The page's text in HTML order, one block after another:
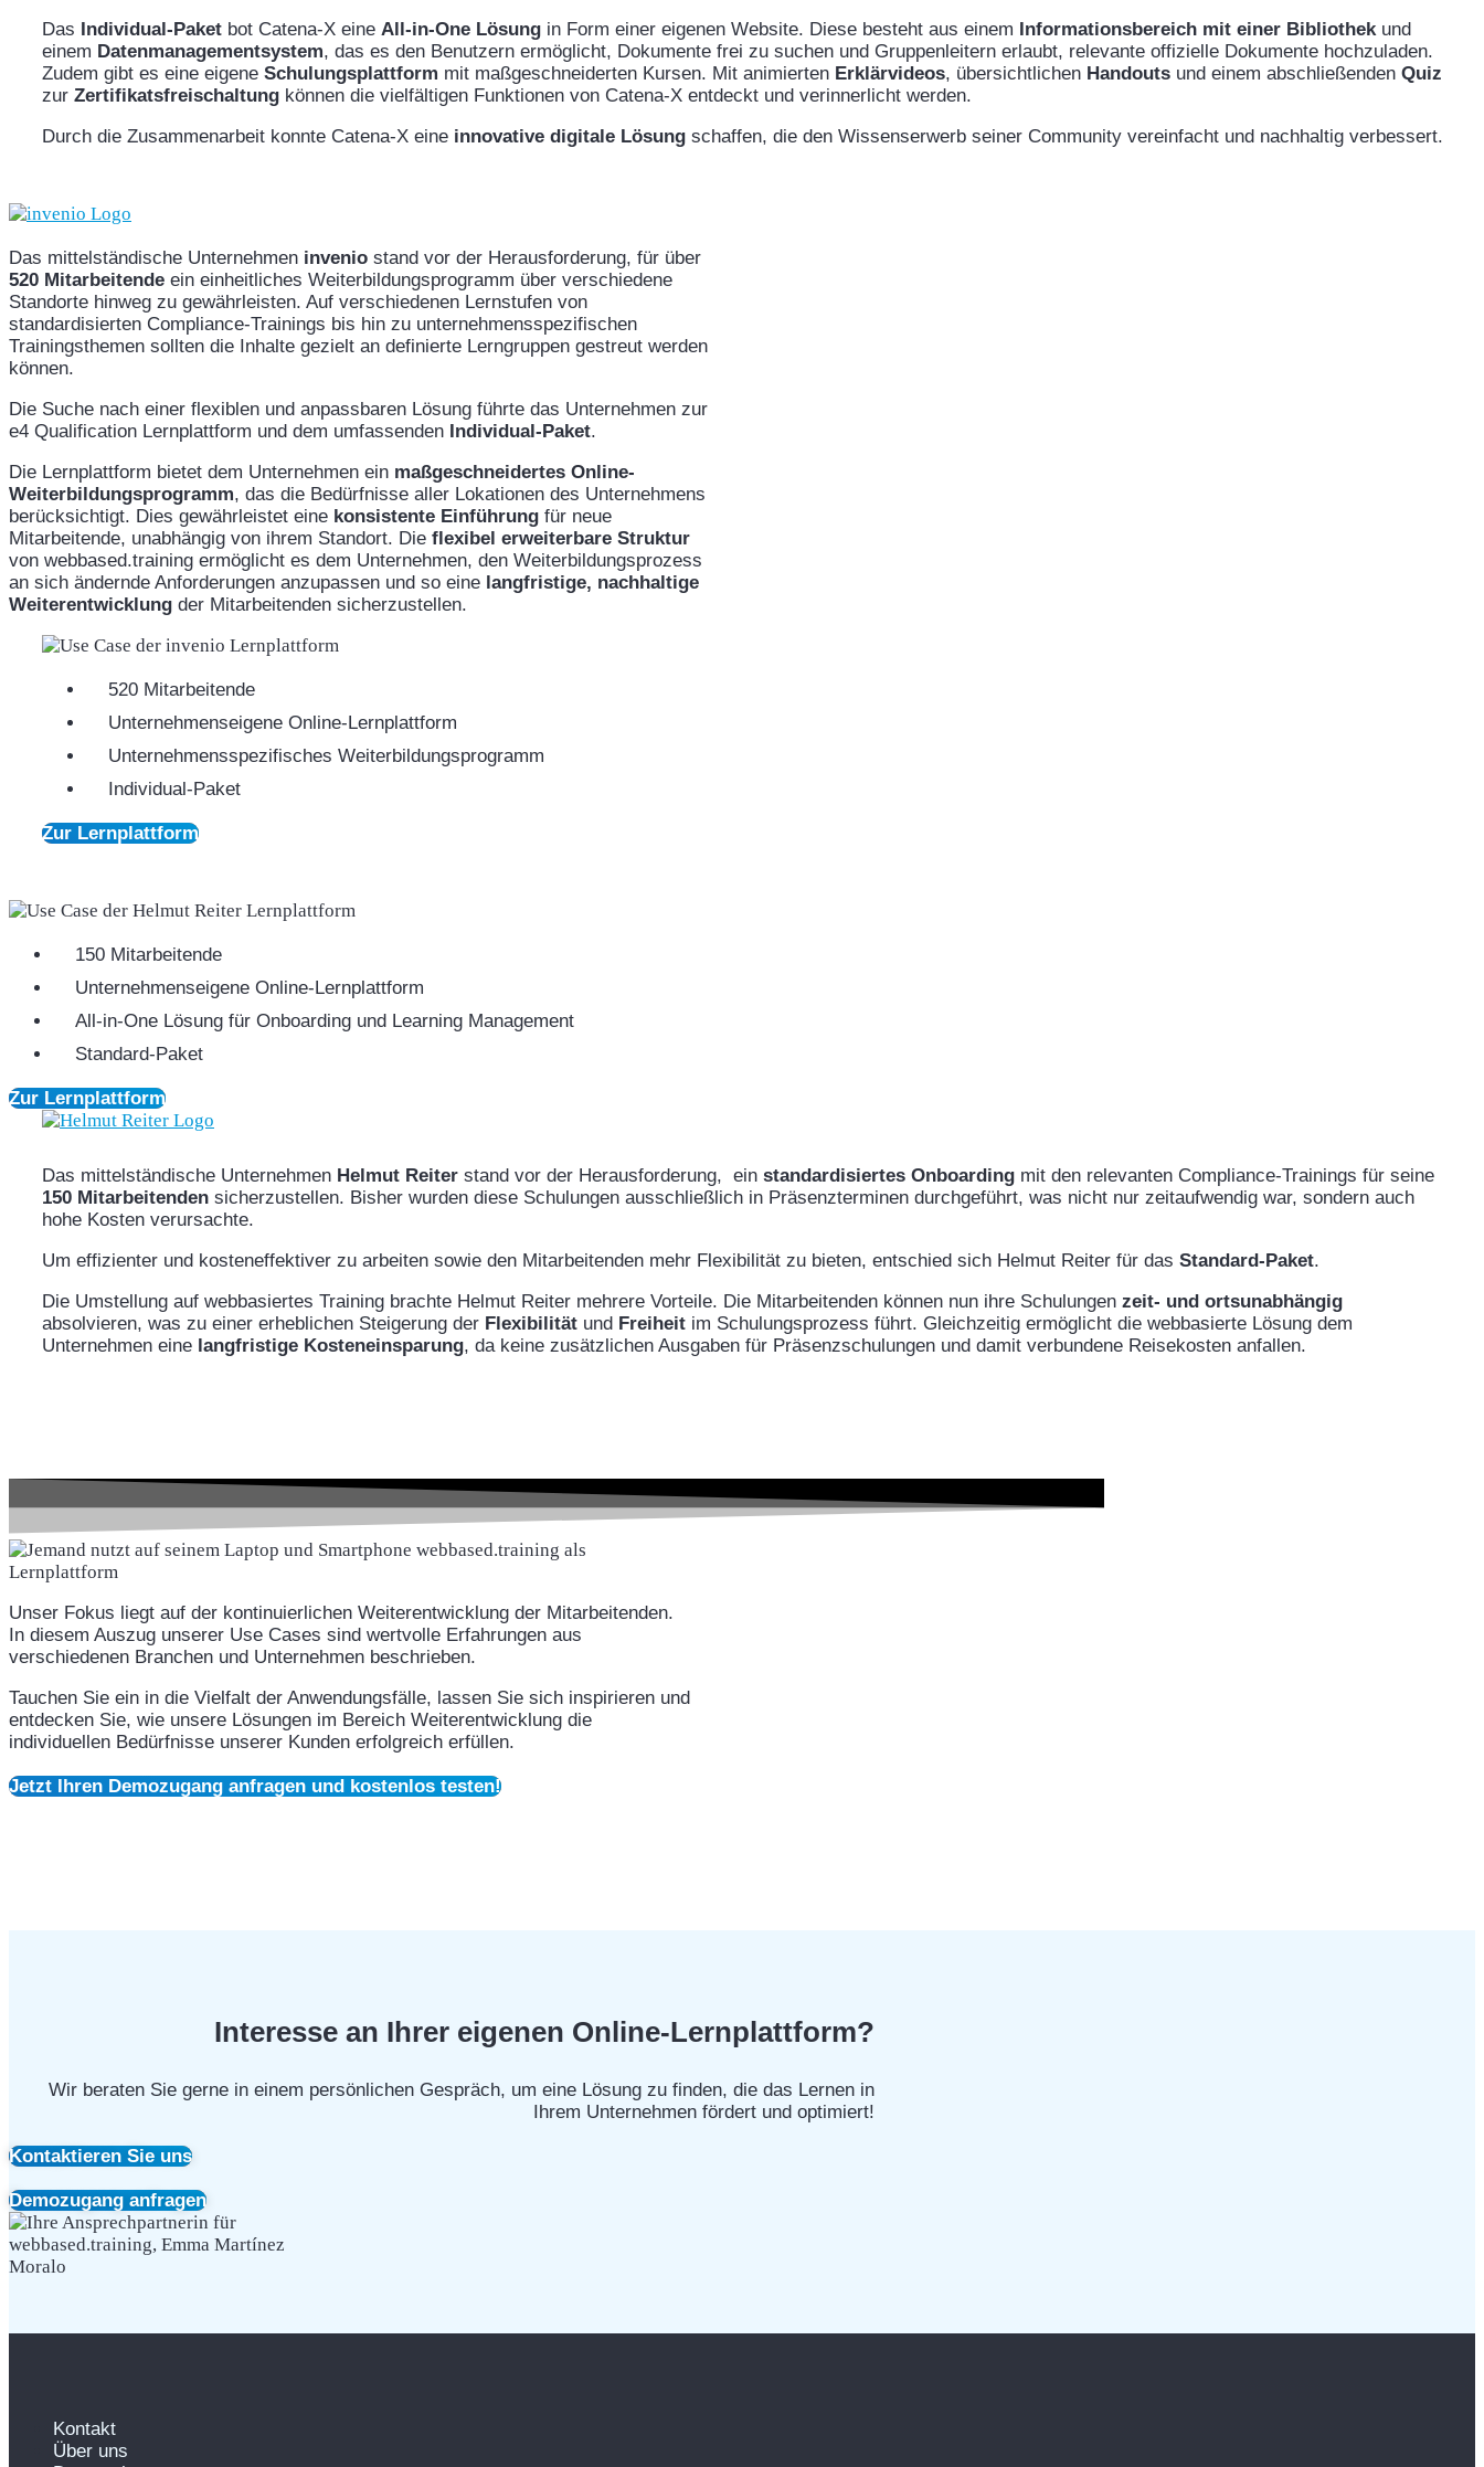
Das Individual-Paket bot Catena-X eine All-in-One Lösung in Form einer eigenen Website. Diese besteht aus einem Informationsbereich mit einer Bibliothekund
einem Datenmanagementsystem, das es den Benutzern ermöglicht, Dokumente frei zu suchen und Gruppenleitern erlaubt, relevante offizielle Dokumente hochzuladen.
Zudem gibt es eine eigene Schulungsplattform mit maßgeschneiderten Kursen. Mit animierten Erklärvideos, übersichtlichen Handouts und einem abschließenden Quiz
zur Zertifikatsfreischaltung können die vielfältigen Funktionen von Catena-X entdeckt und verinnerlicht werden.
Durch die Zusammenarbeit konnte Catena-X eine innovative digitale Lösung schaffen, die den Wissenserwerb seiner Community vereinfacht und nachhaltig verbessert.
Das mittelständische Unternehmen invenio stand vor der Herausforderung, für über
520 Mitarbeitende ein einheitliches Weiterbildungsprogramm über verschiedene
Standorte hinweg zu gewährleisten. Auf verschiedenen Lernstufen von
standardisierten Compliance-Trainings bis hin zu unternehmensspezifischen
Trainingsthemen sollten die Inhalte gezielt an definierte Lerngruppen gestreut werden
können.
Die Suche nach einer flexiblen und anpassbaren Lösung führte das Unternehmen zur
e4 Qualification Lernplattform und dem umfassenden Individual-Paket.
Die Lernplattform bietet dem Unternehmen ein maßgeschneidertes Online-
Weiterbildungsprogramm, das die Bedürfnisse aller Lokationen des Unternehmens
berücksichtigt. Dies gewährleistet eine konsistente Einführung für neue
Mitarbeitende, unabhängig von ihrem Standort. Die flexibel erweiterbare Struktur
von webbased.training ermöglicht es dem Unternehmen, den Weiterbildungsprozess
an sich ändernde Anforderungen anzupassen und so eine langfristige, nachhaltige
Weiterentwicklung der Mitarbeitenden sicherzustellen.
520 Mitarbeitende
Unternehmenseigene Online-Lernplattform
Unternehmensspezifisches Weiterbildungsprogramm
Individual-Paket
Zur Lernplattform
150 Mitarbeitende
Unternehmenseigene Online-Lernplattform
All-in-One Lösung für Onboarding und Learning Management
Standard-Paket
Zur Lernplattform
Das mittelständische Unternehmen Helmut Reiter stand vor der Herausforderung, ein standardisiertes Onboarding mit den relevanten Compliance-Trainings für seine
150 Mitarbeitenden sicherzustellen. Bisher wurden diese Schulungen ausschließlich in Präsenzterminen durchgeführt, was nicht nur zeitaufwendig war, sondern auch
hohe Kosten verursachte.
Um effizienter und kosteneffektiver zu arbeiten sowie den Mitarbeitenden mehr Flexibilität zu bieten, entschied sich Helmut Reiter für das Standard-Paket.
Die Umstellung auf webbasiertes Training brachte Helmut Reiter mehrere Vorteile. Die Mitarbeitenden können nun ihre Schulungen zeit- und ortsunabhängig
absolvieren, was zu einer erheblichen Steigerung der Flexibilität und Freiheit im Schulungsprozess führt. Gleichzeitig ermöglicht die webbasierte Lösung dem
Unternehmen eine langfristige Kosteneinsparung, da keine zusätzlichen Ausgaben für Präsenzschulungen und damit verbundene Reisekosten anfallen.
Unser Fokus liegt auf der kontinuierlichen Weiterentwicklung der Mitarbeitenden.
In diesem Auszug unserer Use Cases sind wertvolle Erfahrungen aus
verschiedenen Branchen und Unternehmen beschrieben.
Tauchen Sie ein in die Vielfalt der Anwendungsfälle, lassen Sie sich inspirieren und
entdecken Sie, wie unsere Lösungen im Bereich Weiterentwicklung die
individuellen Bedürfnisse unserer Kunden erfolgreich erfüllen.
Jetzt Ihren Demozugang anfragen und kostenlos testen!
Interesse an Ihrer eigenen Online-Lernplattform?
Wir beraten Sie gerne in einem persönlichen Gespräch, um eine Lösung zu finden, die das Lernen in
Ihrem Unternehmen fördert und optimiert!
Kontaktieren Sie uns
Demozugang anfragen
Kontakt
Über uns